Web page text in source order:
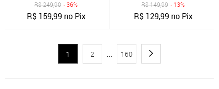
R$249,90 - 36%
R$ 159,99 no Pix
R$149,99 - 13%
R$ 129,99 no Pix
1 2 ... 160